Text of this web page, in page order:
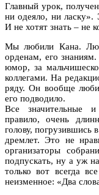
Главный урок,
ни одеяло, ни ласку».
И не хотят знать – не
Мы любили Кана.
орденам, его
юмор, за
коллегами. На
ряду. Он вообще
его подводило.
Все значительные
правило, очень
голову, погрузившись
дремлет. Это не
организаторы
подпускать, ну а уж
только вот всегда
неизменное: «Два